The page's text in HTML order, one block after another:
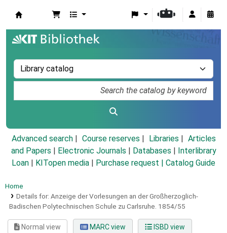
Advanced search Course reserves Libraries
Articles
and Papers
Electronic Journals Databases
Interlibrary
Loan
KITopen media Purchase request | Catalog Guide
Home
Details for: Anzeige der Vorlesungen an der Großherzoglich-
Badischen Polytechnischen Schule zu Carlsruhe. 1854/55
Normal view MARC view ISBD view